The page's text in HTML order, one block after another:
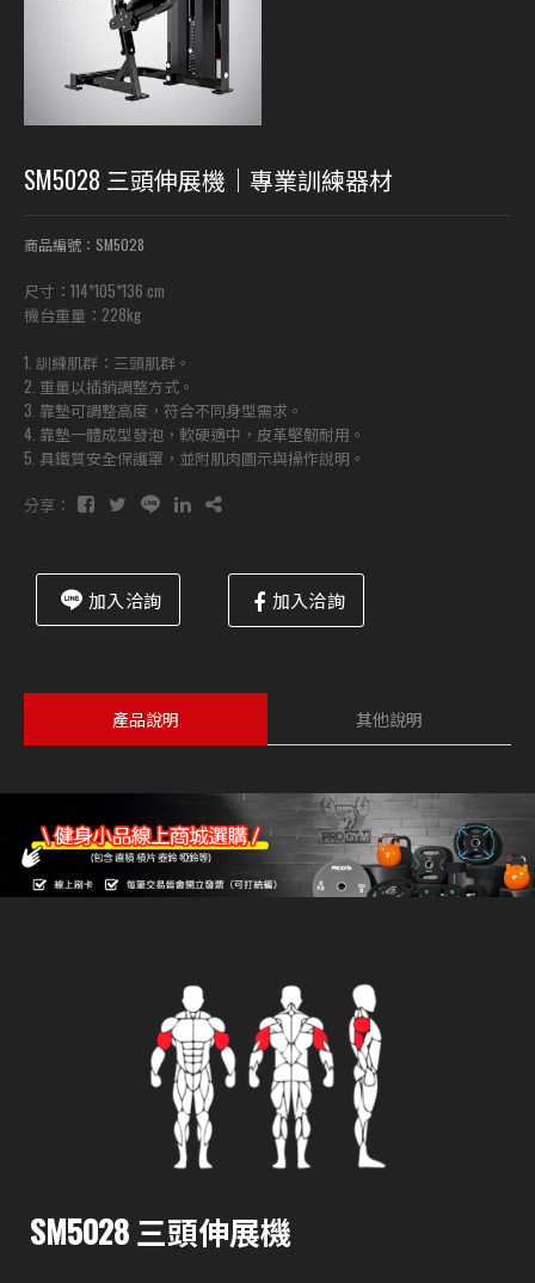
SM5028 三頭伸展機｜專業訓練器材
商品編號：SM5028
尺寸：114*105*136 cm
機台重量：228kg
1. 訓練肌群：三頭肌群。
2. 重量以插銷調整方式。
3. 靠墊可調整高度，符合不同身型需求。
4. 靠墊一體成型發泡，軟硬適中，皮革堅韌耐用。
5. 具鐵質安全保護罩，並附肌肉圖示與操作說明。
分享：
加入洽詢 加入洽詢
產品說明 其他說明
SM5028 三頭伸展機